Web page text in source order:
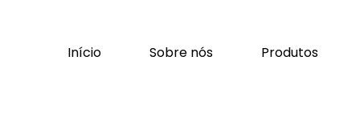
Início Sobre nós Produtos